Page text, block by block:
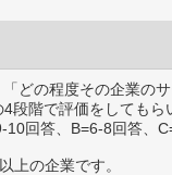
どの程度その企業の
4段階で評価をしてもら
回答、B=6-8回答、
上の企業です。